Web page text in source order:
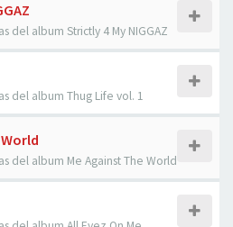
del album Strictly 4 My NIGGAZ
del album Thug Life vol. 1
del album Me Against The World